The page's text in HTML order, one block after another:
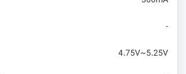
-
4.75V~5.25V